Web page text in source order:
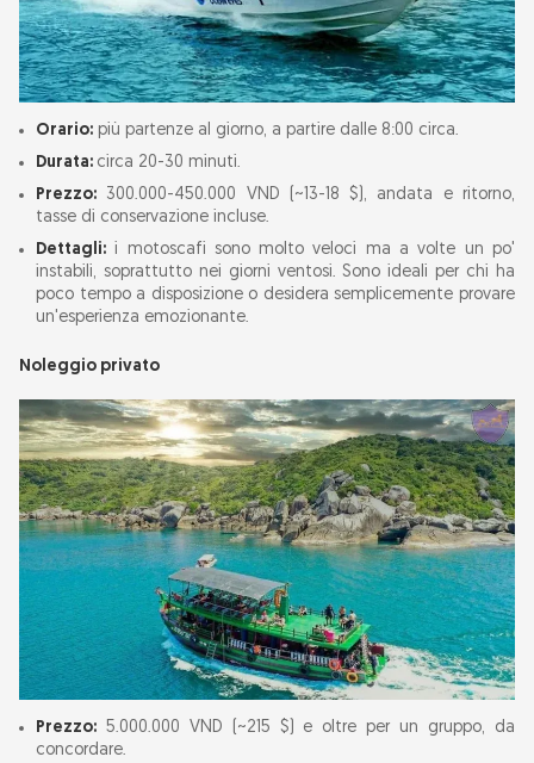
Orario: più partenze al giorno, a partire dalle 8:00 circa.
Durata: circa 20-30 minuti.
Prezzo: 300.000-450.000 VND (~13-18 $), andata e ritorno,
tasse di conservazione incluse.
Dettagli: i motoscafi sono molto veloci ma a volte un po'
instabili, soprattutto nei giorni ventosi. Sono ideali per chi ha
poco tempo a disposizione o desidera semplicemente provare
un'esperienza emozionante.
Noleggio privato
Prezzo: 5.000.000 VND (~215 $) e oltre per un gruppo, da
concordare.